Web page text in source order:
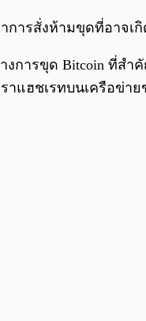
ารสั่งห้ามขุดที่อาจเ
งการขุด Bitcoin ที่ส
ฮชเรทบนเครือข่าย